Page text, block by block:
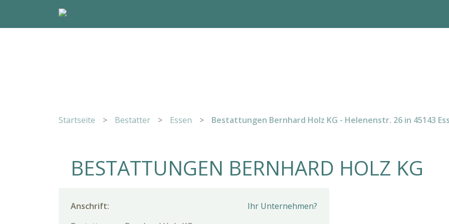
Startseite > Bestatter > Essen > Bestattungen Bernhard Holz KG - Helenenstr. 26 in 45143
BESTATTUNGEN BERNHARD HOLZ KG
Ihr Unternehmen?
Anschrift: